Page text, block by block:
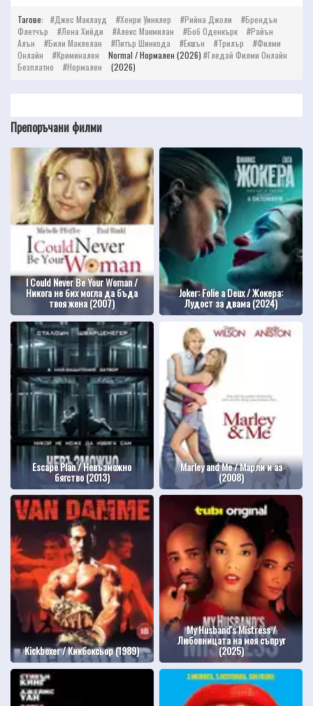
Тагове: Джес Маклауд Хенри Уинклер Рийна Джоли
Брендън
Флетчър
Лена Хийди Алекс Макмилан Боб Оденкърк
Райън
Алън
Били Маклелан Питър Шинкoда Екшън Трилър
Филми
Онлайн
Криминален Normal / Нормален (2026) Гледай Филми Онлайн
Безплатно
Нормален (2026)
Препоръчани филми
I Could Never Be Your Woman /
Никога не бих могла да бъда
твоя жена (2007)
Joker: Folie a Deux / Жокера:
Лудост за двама (2024)
Escape Plan / Невъзможно
бягство (2013)
Marley and Me / Марли и аз
(2008)
Kickboxer / Кикбоксьор (1989)
My Husband's Mistress /
Любовницата на моя съпруг
(2025)